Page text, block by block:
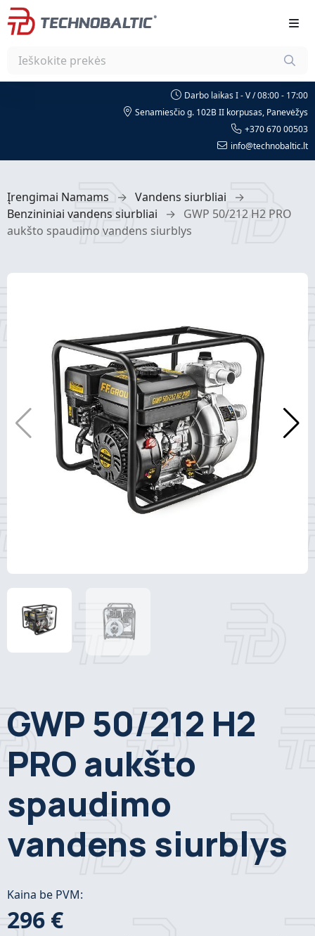
Darbo laikas I - V / 08:00 - 17:00
Senamiesčio g. 102B II korpusas, Panevėžys
+370 670 00503
info@technobaltic.lt
Įrengimai Namams → Vandens siurbliai
→
Benzininiai vandens siurbliai
→ GWP 50/212 H2 PRO
aukšto spaudimo vandens siurblys
GWP 50/212 H2
PRO aukšto
spaudimo
vandens siurblys
Kaina be PVM:
296 €